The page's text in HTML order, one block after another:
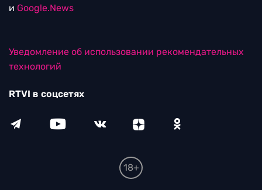
и Google.News
Уведомление об использовании рекомендательных
технологий
RTVI в соцсетях
18+